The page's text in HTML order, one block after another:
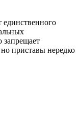
приставы нередко